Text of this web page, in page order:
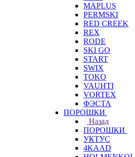
MAPLUS
PERMSKI
RED CREEK
REX
RODE
SKI GO
START
SWIX
TOKO
VAUHTI
VORTEX
ФЭСТА
ПОРОШКИ
Назад
ПОРОШКИ
УКТУС
4KAAD